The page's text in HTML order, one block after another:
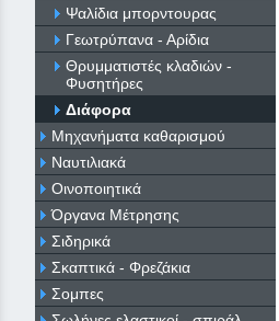
Ψαλίδια μπορντουρας
Γεωτρύπανα - Αρίδια
Θρυμματιστές κλαδιών -
Φυσητήρες
Διάφορα
Μηχανήματα καθαρισμού
Ναυτιλιακά
Οινοποιητικά
Όργανα Μέτρησης
Σιδηρικά
Σκαπτικά - Φρεζάκια
Σομπες